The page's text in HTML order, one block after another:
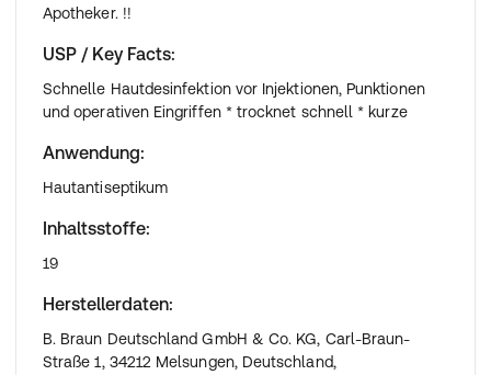
Apotheker. !!
USP / Key Facts:
Schnelle Hautdesinfektion vor Injektionen, Punktionen
und operativen Eingriffen * trocknet schnell * kurze
Anwendung:
Hautantiseptikum
Inhaltsstoffe:
19
Herstellerdaten:
B. Braun Deutschland GmbH & Co. KG, Carl-Braun-
Straße 1, 34212 Melsungen, Deutschland,